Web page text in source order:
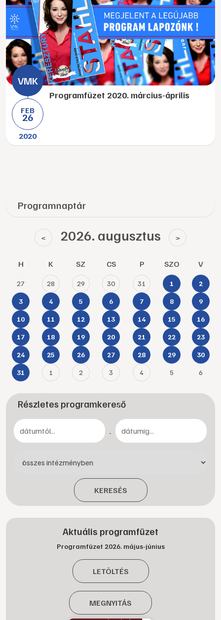
FEB
26
2020
Programfüzet 2020. március-április
Programnaptár
< 2026. augusztus >
H K SZ CS P SZO V
27 28 29 30 31 1 2
3 4 5 6 7 8 9
10 11 12 13 14 15 16
17 18 19 20 21 22 23
24 25 26 27 28 29 30
31 1 2 3 4 5 6
Részletes programkereső
-
KERESÉS
Aktuális programfüzet
Programfüzet 2026. május-június
LETÖLTÉS
MEGNYITÁS